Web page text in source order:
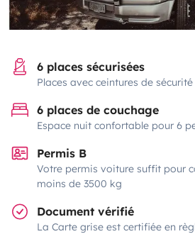
6 places sécurisées
Places avec ceintures de sécurité
6 places de couchage
Espace nuit confortable pour 6
Permis B
Votre permis voiture suffit pour
moins de 3500 kg
Document vérifié
La Carte grise est certifiée en